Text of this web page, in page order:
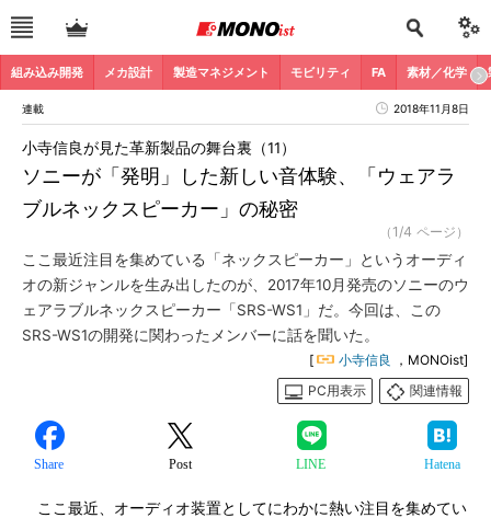
組み込み開発 メカ設計 製造マネジメント モビリティ FA 素材／化学
連載 2018年11月8日
ソニーが「発明」した新しい音体験、「ウェアラ
ブルネックスピーカー」の秘密
小寺信良が見た革新製品の舞台裏（11）
（1/4 ページ）
ここ最近注目を集めている「ネックスピーカー」というオーディ
オの新ジャンルを生み出したのが、2017年10月発売のソニーのウ
ェアラブルネックスピーカー「SRS-WS1」だ。今回は、この
SRS-WS1の開発に関わったメンバーに話を聞いた。
[ 小寺信良
，MONOist]
PC用表示
関連情報
Share Post LINE Hatena
ここ最近、オーディオ装置としてにわかに熱い注目を集めてい